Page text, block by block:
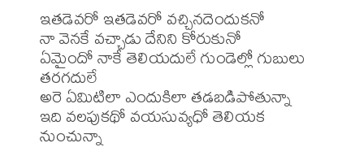
ఇతడెవరో ఇతడెవరో వచ్చినదెందుకనో
నా వెనకే వచ్చాడు దేనిని కోరుకునో
ఏమైందో నాకే తెలియదులే గుండెల్లో గుబులు
తరగదులే
అరె ఏమిటిలా ఎందుకిలా తడబడిపోతున్నా
ఇది వలపుకథో వయసువ్యధో తెలియక
నుంచున్నా